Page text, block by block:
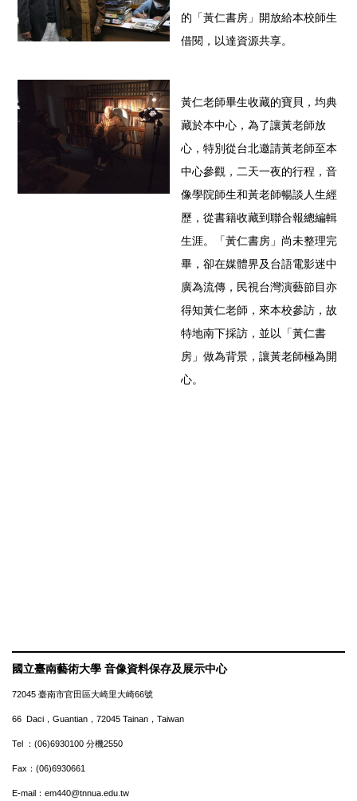
的「黃仁書房」開放給本校師生
借閱，以達資源共享。
黃仁老師畢生收藏的寶貝，均典
藏於本中心，為了讓黃老師放
心，特別從台北邀請黃老師至本
中心參觀，二天一夜的行程，音
像學院師生和黃老師暢談人生經
歷，從書籍收藏到聯合報總編輯
生涯。「黃仁書房」尚未整理完
畢，卻在媒體界及台語電影迷中
廣為流傳，民視台灣演藝節目亦
得知黃仁老師，來本校參訪，故
特地南下採訪，並以「黃仁書
房」做為背景，讓黃老師極為開
心。
國立臺南藝術大學 音像資料保存及展示中心
72045 臺南市官田區大崎里大崎66號
66 Daci，Guantian，72045 Tainan，Taiwan
Tel ：(06)6930100 分機2550
Fax：(06)6930661
E-mail：em440@tnnua.edu.tw